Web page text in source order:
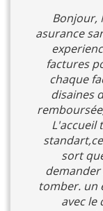
Bonjour,
asurance
factures
chaque
disaines
L'accueil
sort
tomber. un
avec le